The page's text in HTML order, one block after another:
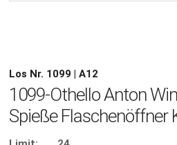
Los Nr. 1099 | A12
1099-Othello Anton
Spieße Flaschenöffner